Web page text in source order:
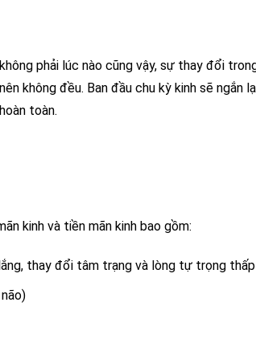
phải lúc nào cũng vậy, sự thay đổi
không đều. Ban đầu chu kỳ kinh sẽ ngắn
toàn.
kinh và tiền mãn kinh bao gồm:
thay đổi tâm trạng và lòng tự trọng thấp